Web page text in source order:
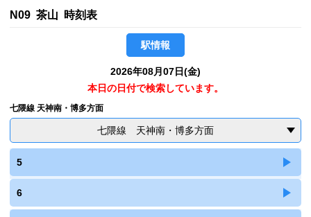
N09 茶山 時刻表
駅情報
2026年08月07日(金)
本日の日付で検索しています。
七隈線 天神南・博多方面
七隈線 天神南・博多方面
5
6